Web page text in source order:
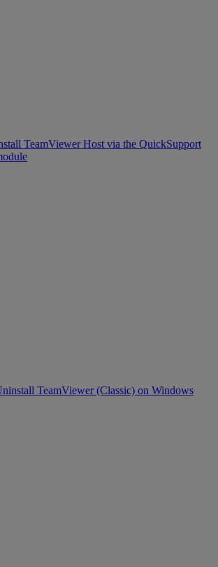
TeamViewer Host via the QuickSupport
TeamViewer (Classic) on Windows